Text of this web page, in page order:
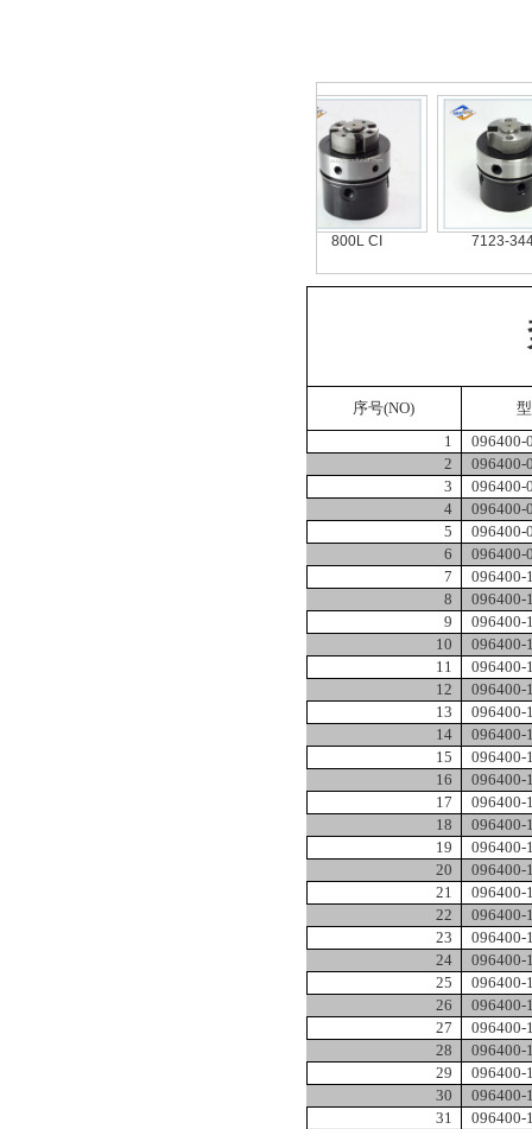
800L CI 7123-344U
序号(NO)
1
096400-
2
096400-
3
096400-
4
096400-
5
096400-
6
096400-
7
096400-
8
096400-
9
096400-
10
096400-
11
096400-
12
096400-
13
096400-
14
096400-
15
096400-
16
096400-
17
096400-
18
096400-
19
096400-
20
096400-
21
096400-
22
096400-
23
096400-
24
096400-
25
096400-
26
096400-
27
096400-
28
096400-
29
096400-
30
096400-
31
096400-